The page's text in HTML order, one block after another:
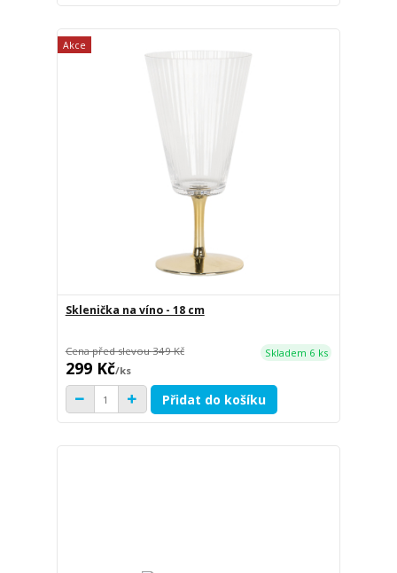
Akce
Sklenička na víno - 18 cm
Cena před slevou349 Kč
299 Kč/ks
Skladem 6 ks
Přidat do košíku